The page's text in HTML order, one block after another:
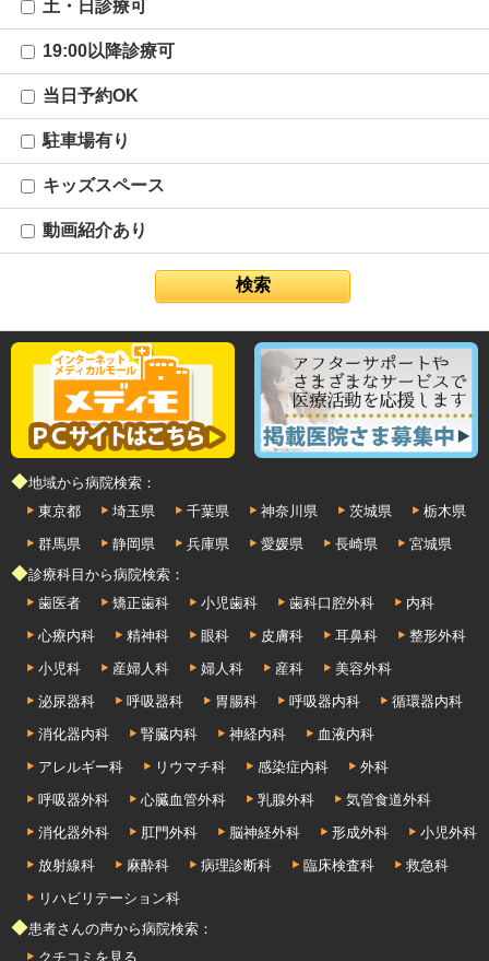
土・日診療可
19:00以降診療可
当日予約OK
駐車場有り
キッズスペース
動画紹介あり
◆地域から病院検索：
東京都
埼玉県 千葉県 神奈川県 茨城県
栃木県
群馬県
静岡県 兵庫県 愛媛県 長崎県
宮城県
◆診療科目から病院検索：
歯医者
矯正歯科 小児歯科 歯科口腔外科
内科
心療内科
精神科 眼科 皮膚科 耳鼻科
整形外科
小児科
産婦人科 婦人科 産科
美容外科
泌尿器科
呼吸器科 胃腸科 呼吸器内科
循環器内科
消化器内科
腎臓内科 神経内科
血液内科
アレルギー科
リウマチ科 感染症内科
外科
呼吸器外科
心臓血管外科 乳腺外科
気管食道外科
消化器外科
肛門外科 脳神経外科 形成外科
小児外科
放射線科
麻酔科 病理診断科 臨床検査科
救急科
リハビリテーション科
◆患者さんの声から病院検索：
クチコミを見る